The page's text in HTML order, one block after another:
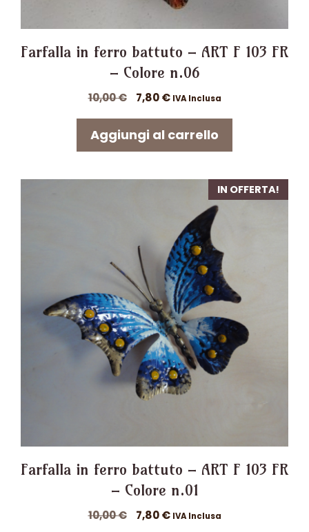
Farfalla in ferro battuto – ART F 103 FR
– Colore n.06
10,00€
Il
originale
era:
7,80€Il
attuale
IVA Inclusa
Aggiungi al carrello
IN OFFERTA!
Farfalla in ferro battuto – ART F 103 FR
– Colore n.01
10,00€
Il
7,80€IlIVA Inclusa